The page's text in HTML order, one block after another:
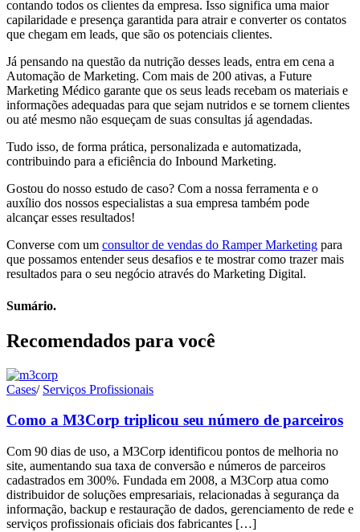
contando todos os clientes da empresa. Isso significa uma maior
capilaridade e presença garantida para atrair e converter os contatos
que chegam em leads, que são os potenciais clientes.
Já pensando na questão da nutrição desses leads, entra em cena a
Automação de Marketing. Com mais de 200 ativas, a Future
Marketing Médico garante que os seus leads recebam os materiais e
informações adequadas para que sejam nutridos e se tornem clientes
ou até mesmo não esqueçam de suas consultas já agendadas.
Tudo isso, de forma prática, personalizada e automatizada,
contribuindo para a eficiência do Inbound Marketing.
Gostou do nosso estudo de caso? Com a nossa ferramenta e o
auxílio dos nossos especialistas a sua empresa também pode
alcançar esses resultados!
Converse com um consultor de vendas do Ramper Marketing para
que possamos entender seus desafios e te mostrar como trazer mais
resultados para o seu negócio através do Marketing Digital.
Sumário.
Recomendados para você
Cases/ Serviços Profissionais
Como a M3Corp triplicou seu número de parceiros
Com 90 dias de uso, a M3Corp identificou pontos de melhoria no
site, aumentando sua taxa de conversão e números de parceiros
cadastrados em 300%. Fundada em 2008, a M3Corp atua como
distribuidor de soluções empresariais, relacionadas à segurança da
informação, backup e restauração de dados, gerenciamento de rede e
serviços profissionais oficiais dos fabricantes […]